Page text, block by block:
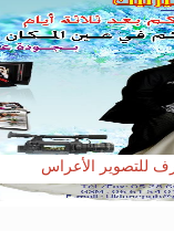
للتصوير الأعراس